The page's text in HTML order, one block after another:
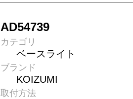
AD54739
カテゴリ
ベースライト
ブランド
KOIZUMI
取付方法